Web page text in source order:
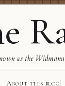
as the
About this blog